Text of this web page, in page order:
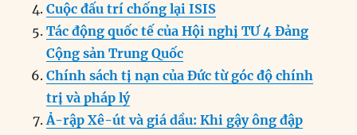
k
Cuộc đấu trí chống lại ISIS
Tác động quốc tế của Hội nghị TƯ 4 Đảng
Cộng sản Trung Quốc
Chính sách tị nạn của Đức từ góc độ chính
trị và pháp lý
Ả-rập Xê-út và giá dầu: Khi gậy ông đập